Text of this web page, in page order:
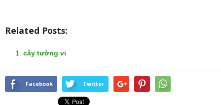
Related Posts:
cây tường vi
Facebook Twitter